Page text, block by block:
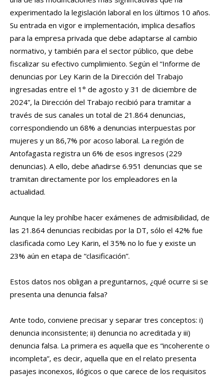
experimentado la legislación laboral en los últimos 10 años.
Su entrada en vigor e implementación, implica desafíos
para la empresa privada que debe adaptarse al cambio
normativo, y también para el sector público, que debe
fiscalizar su efectivo cumplimiento. Según el “Informe de
denuncias por Ley Karin de la Dirección del Trabajo
ingresadas entre el 1° de agosto y 31 de diciembre de
2024”, la Dirección del Trabajo recibió para tramitar a
través de sus canales un total de 21.864 denuncias,
correspondiendo un 68% a denuncias interpuestas por
mujeres y un 86,7% por acoso laboral. La región de
Antofagasta registra un 6% de esos ingresos (229
denuncias). A ello, debe añadirse 6.951 denuncias que se
tramitan directamente por los empleadores en la
actualidad.
Aunque la ley prohíbe hacer exámenes de admisibilidad, de
las 21.864 denuncias recibidas por la DT, sólo el 42% fue
clasificada como Ley Karin, el 35% no lo fue y existe un
23% aún en etapa de “clasificación”.
Estos datos nos obligan a preguntarnos, ¿qué ocurre si se
presenta una denuncia falsa?
Ante todo, conviene precisar y separar tres conceptos: i)
denuncia inconsistente; ii) denuncia no acreditada y iii)
denuncia falsa. La primera es aquella que es “incoherente o
incompleta”, es decir, aquella que en el relato presenta
pasajes inconexos, ilógicos o que carece de los requisitos